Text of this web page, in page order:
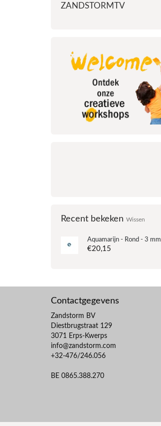
ZANDSTORMTV
Recent bekeken Wissen
Aquamarijn - Rond - 3 mm
€20,15
Contactgegevens
Zandstorm BV
Diestbrugstraat 129
3071 Erps-Kwerps
info@zandstorm.com
+32-476/246.056
BE 0865.388.270